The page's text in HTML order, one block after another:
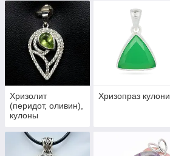
Хризолит
(перидот, оливин),
кулоны
Хризопраз кулони